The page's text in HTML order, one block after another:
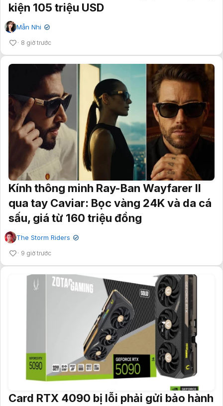
kiện 105 triệu USD
Mẫn Nhi ✔
8 giờ trước
Kính thông minh Ray-Ban Wayfarer II
qua tay Caviar: Bọc vàng 24K và da cá
sấu, giá từ 160 triệu đồng
The Storm Riders ✔
9 giờ trước
Card RTX 4090 bị lỗi phải gửi bảo hành